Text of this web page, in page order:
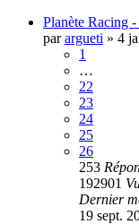
Planète Racing
parargueti » 4
1
…
22
23
24
25
26
253
192901
Dernier
19 sept.